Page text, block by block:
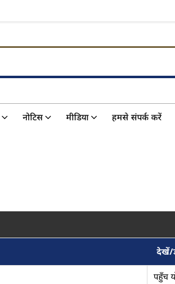
नोटिस मीडिया हमसे संपर्क करें
देखें/
पहुँच